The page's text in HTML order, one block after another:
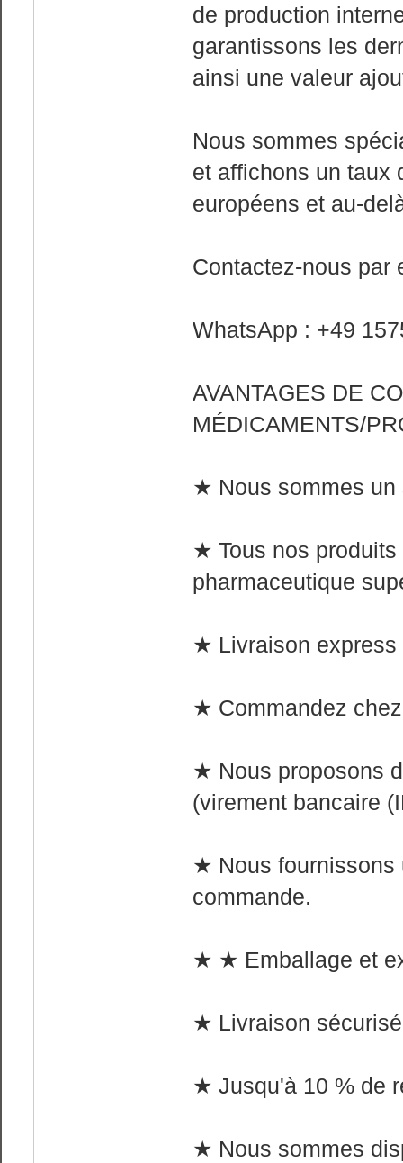
de production
garantissons les
ainsi une valeur
Nous sommes
et affichons un taux
européens et au-
Contactez-nous par
WhatsApp : +49
AVANTAGES DE
MÉDICAMENTS/
★ Nous sommes un
★ Tous nos
pharmaceutique
★ Livraison express
★ Commandez
★ Nous proposons
(virement bancaire
★ Nous fournissons
commande.
★ ★ Emballage et
★ Livraison
★ Jusqu'à 10 % de
★ Nous sommes